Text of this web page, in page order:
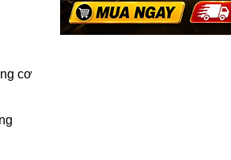
cơ